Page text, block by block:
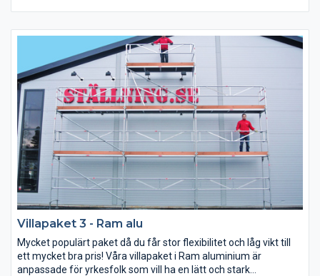
9x6, 6x8 och 15+4 meter (bredd x arbetshöjd).
Villapaket 3 - Ram alu
Mycket populärt paket då du får stor flexibilitet och låg vikt till
ett mycket bra pris! Våra villapaket i Ram aluminium är
anpassade för yrkesfolk som vill ha en lätt och stark